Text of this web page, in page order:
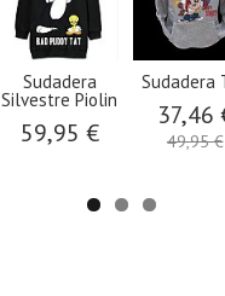
Sudadera
Silvestre Piolin
59,95 €
Sudadera
37,46
49,95 €